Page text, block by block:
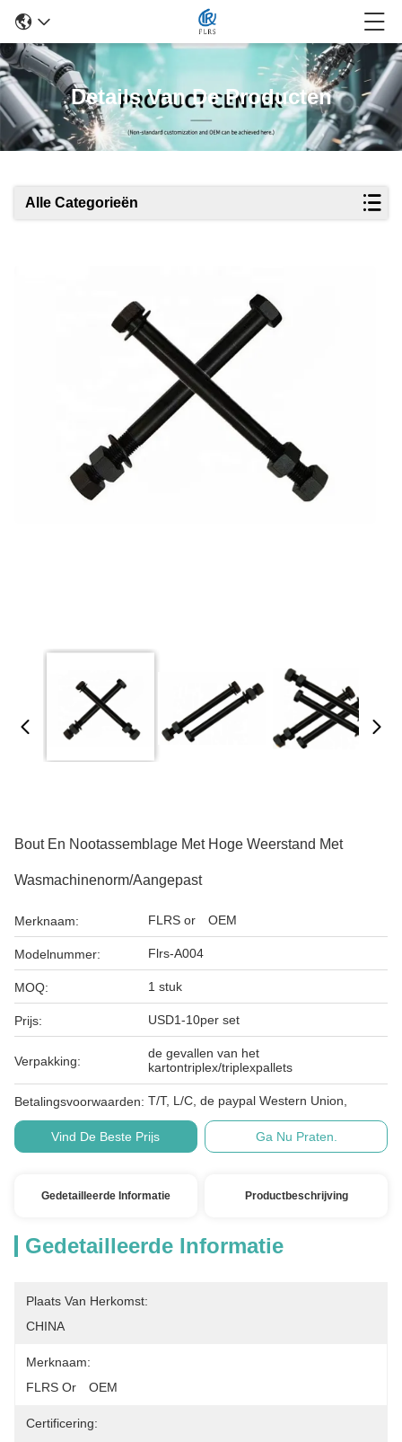
Details Van De Producten
Alle Categorieën
Bout En Nootassemblage Met Hoge Weerstand Met
Wasmachinenorm/Aangepast
Merknaam: FLRS or OEM
Modelnummer: Flrs-A004
MOQ: 1 stuk
Prijs: USD1-10per set
Verpakking:
de gevallen van het
kartontriplex/triplexpallets
Betalingsvoorwaarden: T/T, L/C, de paypal Western Union,
Vind De Beste Prijs Ga Nu Praten.
Gedetailleerde Informatie Productbeschrijving
Gedetailleerde Informatie
Plaats Van Herkomst:
CHINA
Merknaam:
FLRS Or　OEM
Certificering: